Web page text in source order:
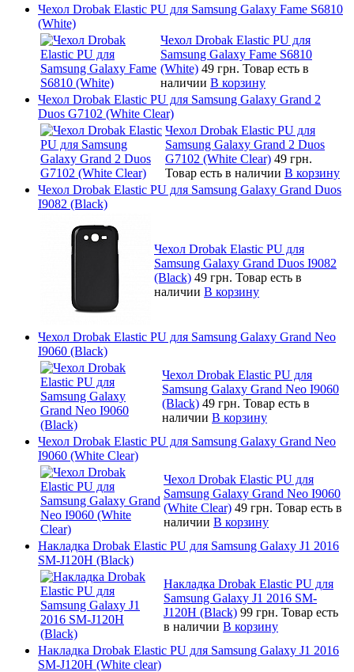
Чехол Drobak Elastic PU для Samsung Galaxy Fame S6810
(White)
Чехол Drobak Elastic PU для
Samsung Galaxy Fame S6810
(White) 49 грн. Товар есть в
наличии В корзину
Чехол Drobak Elastic PU для Samsung Galaxy Grand 2
Duos G7102 (White Clear)
Чехол Drobak Elastic PU для
Samsung Galaxy Grand 2 Duos
G7102 (White Clear) 49 грн.
Товар есть в наличии В корзину
Чехол Drobak Elastic PU для Samsung Galaxy Grand Duos
I9082 (Black)
Чехол Drobak Elastic PU для
Samsung Galaxy Grand Duos I9082
(Black) 49 грн. Товар есть в
наличии В корзину
Чехол Drobak Elastic PU для Samsung Galaxy Grand Neo
I9060 (Black)
Чехол Drobak Elastic PU для
Samsung Galaxy Grand Neo I9060
(Black) 49 грн. Товар есть в
наличии В корзину
Чехол Drobak Elastic PU для Samsung Galaxy Grand Neo
I9060 (White Clear)
Чехол Drobak Elastic PU для
Samsung Galaxy Grand Neo I9060
(White Clear) 49 грн. Товар есть в
наличии В корзину
Накладка Drobak Elastic PU для Samsung Galaxy J1 2016
SM-J120H (Black)
Накладка Drobak Elastic PU для
Samsung Galaxy J1 2016 SM-
J120H (Black) 99 грн. Товар есть
в наличии В корзину
Накладка Drobak Elastic PU для Samsung Galaxy J1 2016
SM-J120H (White clear)